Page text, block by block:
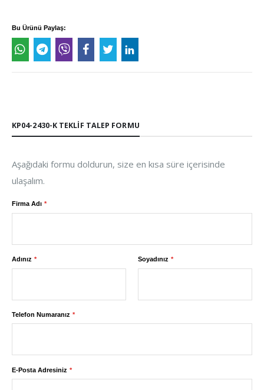
Bu Ürünü Paylaş:
KP04-2430-K TEKLIF TALEP FORMU
Aşağıdaki formu doldurun, size en kısa süre içerisinde
ulaşalım.
Firma Adı
Adınız Soyadınız
Telefon Numaranız
E-Posta Adresiniz